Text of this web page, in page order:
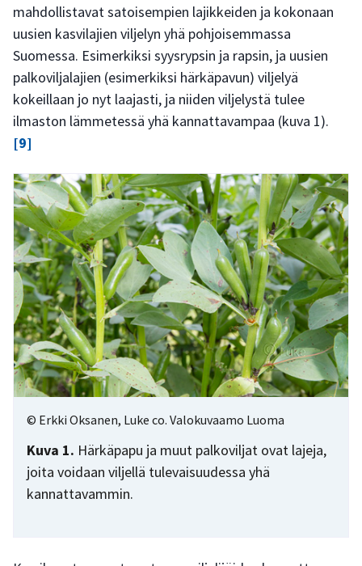
mahdollistavat satoisempien lajikkeiden ja kokonaan
uusien kasvilajien viljelyn yhä pohjoisemmassa
Suomessa. Esimerkiksi syysrypsin ja rapsin, ja uusien
palkoviljalajien (esimerkiksi härkäpavun) viljelyä
kokeillaan jo nyt laajasti, ja niiden viljelystä tulee
ilmaston lämmetessä yhä kannattavampaa (kuva 1).
[9]
Kuva 1. Härkäpapu ja muut palkoviljat ovat lajeja,
joita voidaan viljellä tulevaisuudessa yhä
kannattavammin.
© Erkki Oksanen, Luke co. Valokuvaamo Luoma